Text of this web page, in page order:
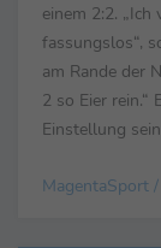
einem 2:2.
fassungslos“,
am Rande der
2 so Eier rein.“
Einstellung
MagentaSport